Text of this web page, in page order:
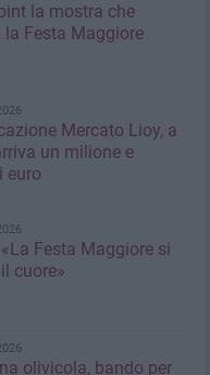
la mostra che
la Festa Maggiore
Mercato Lioy, a
un milione e
euro
Festa Maggiore si
cuore»
olivicola, bando per